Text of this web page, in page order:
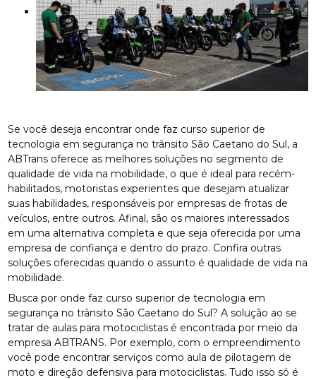
Se você deseja encontrar onde faz curso superior de
tecnologia em segurança no trânsito São Caetano do Sul, a
ABTrans oferece as melhores soluções no segmento de
qualidade de vida na mobilidade, o que é ideal para recém-
habilitados, motoristas experientes que desejam atualizar
suas habilidades, responsáveis por empresas de frotas de
veículos, entre outros. Afinal, são os maiores interessados
em uma alternativa completa e que seja oferecida por uma
empresa de confiança e dentro do prazo. Confira outras
soluções oferecidas quando o assunto é qualidade de vida na
mobilidade.
Busca por onde faz curso superior de tecnologia em
segurança no trânsito São Caetano do Sul? A solução ao se
tratar de aulas para motociclistas é encontrada por meio da
empresa ABTRANS. Por exemplo, com o empreendimento
você pode encontrar serviços como aula de pilotagem de
moto e direção defensiva para motociclistas. Tudo isso só é